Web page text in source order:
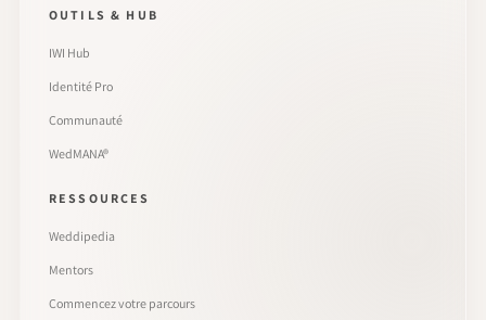
OUTILS & HUB
IWI Hub
Identité Pro
Communauté
WedMANA®
RESSOURCES
Weddipedia
Mentors
Commencez votre parcours